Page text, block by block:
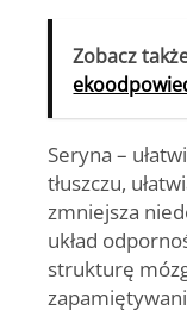
Zobacz
Seryna –
tłuszczu,
zmniejsza
układ
strukturę